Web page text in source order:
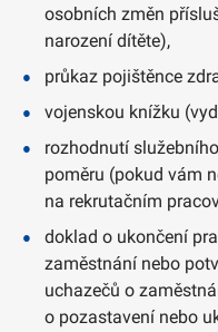
osobních změn
narození dítěte),
průkaz pojištěnce
vojenskou knížku
rozhodnutí
poměru (pokud vám
na rekrutačním
doklad o ukončení
zaměstnání nebo
uchazečů o
o pozastavení nebo